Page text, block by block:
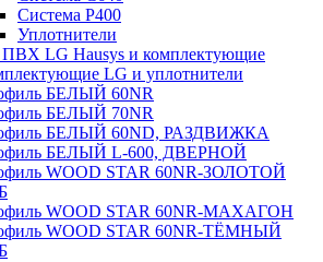
Система P400
Уплотнители
LG Hausys и комплектующие
LG и уплотнители
БЕЛЫЙ 60NR
БЕЛЫЙ 70NR
БЕЛЫЙ 60ND, РАЗДВИЖКА
БЕЛЫЙ L-600, ДВЕРНОЙ
WOOD STAR 60NR-ЗОЛОТОЙ
WOOD STAR 60NR-МАХАГОН
WOOD STAR 60NR-ТЁМНЫЙ